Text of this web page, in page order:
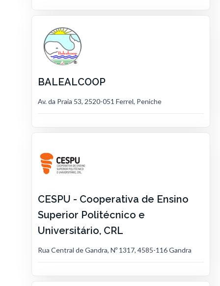
BALEALCOOP
Av. da Praia 53, 2520-051 Ferrel, Peniche
CESPU - Cooperativa de Ensino
Superior Politécnico e
Universitário, CRL
Rua Central de Gandra, Nº 1317, 4585-116 Gandra